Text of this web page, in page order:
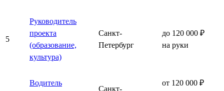
5
Руководитель
проекта
(образование,
культура)
Санкт-
Петербург
до 120 000 ₽
на руки
Водитель
Санкт-
от 120 000 ₽